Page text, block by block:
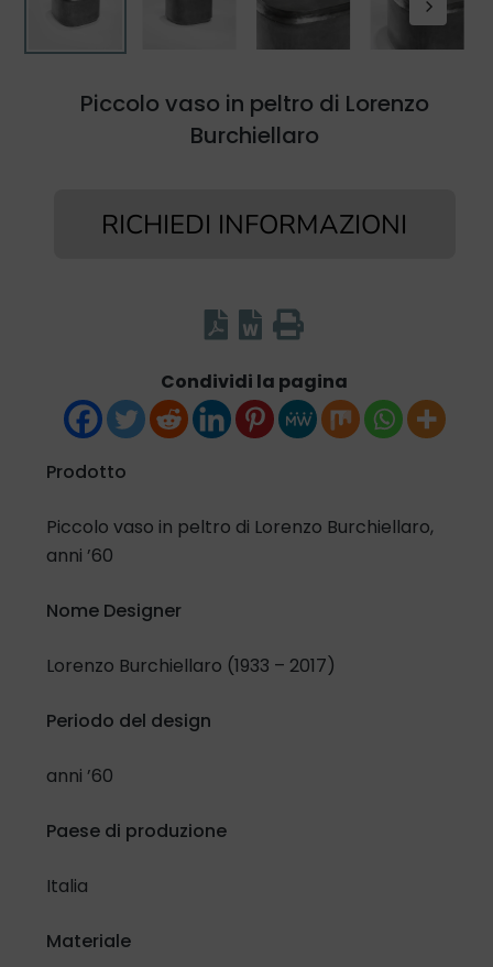
Piccolo vaso in peltro di Lorenzo
Burchiellaro
RICHIEDI INFORMAZIONI
di protezione dati personali
Ho letto e compreso
Inoltre, riguardo al trattamento dei miei dati per attività di
Condividi la pagina
Prodotto
Piccolo vaso in peltro di Lorenzo Burchiellaro,
anni ’60
Nome Designer
Lorenzo Burchiellaro (1933 – 2017)
Periodo del design
anni ’60
Paese di produzione
Italia
Materiale